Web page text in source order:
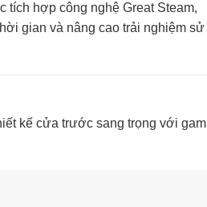
tích hợp công nghệ Great Steam,
gian và nâng cao trải nghiệm sử
kế cửa trước sang trọng với gam